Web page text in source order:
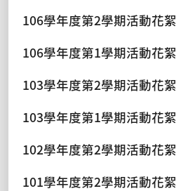
106學年度第2學期活動花絮
106學年度第1學期活動花絮
103學年度第2學期活動花絮
103學年度第1學期活動花絮
102學年度第2學期活動花絮
101學年度第2學期活動花絮